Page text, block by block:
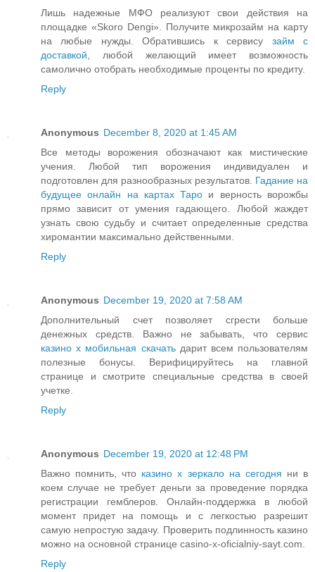
Лишь надежные МФО реализуют свои действия на
площадке «Skoro Dengi». Получите микрозайм на карту
на любые нужды. Обратившись к сервису займ с
доставкой , любой желающий имеет возможность
самолично отобрать необходимые проценты по кредиту.
Reply
Anonymous December 8, 2020 at 1:45 AM
Все методы ворожения обозначают как мистические
учения. Любой тип ворожения индивидуален и
подготовлен для разнообразных результатов. Гадание на
будущее онлайн на картах Таро и верность ворожбы
прямо зависит от умения гадающего. Любой жаждет
узнать свою судьбу и считает определенные средства
хиромантии максимально действенными.
Reply
Anonymous December 19, 2020 at 7:58 AM
Дополнительный счет позволяет сгрести больше
денежных средств. Важно не забывать, что сервис
казино х мобильная скачатьдарит всем пользователям
полезные бонусы. Верифицируйтесь на главной
странице и смотрите специальные средства в своей
учетке.
Reply
Anonymous December 19, 2020 at 12:48 PM
Важно помнить, что казино х зеркало на сегодня ни в
коем случае не требует деньги за проведение порядка
регистрации гемблеров. Онлайн-поддержка в любой
момент придет на помощь и с легкостью разрешит
самую непростую задачу. Проверить подлинность казино
можно на основной странице casino-x-oficialniy-sayt.com.
Reply